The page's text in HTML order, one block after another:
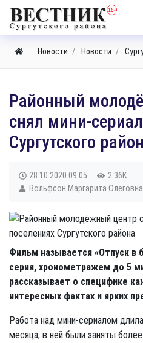
Новости Новости
​Районный
снял мини-
Сургутского
28.10.2020 09:05
2.36K
Вольфсон Маргарита Олеговна
Фильм называется «Отпуск
серия, хронометражем до 5
рассказывает о специфике
интересных фактах и ярких
Работа над мини-сериалом
месяца, в ней были заняты